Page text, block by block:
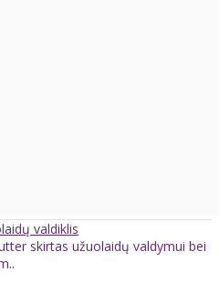
valdiklis
skirtas užuolaidų valdymui bei